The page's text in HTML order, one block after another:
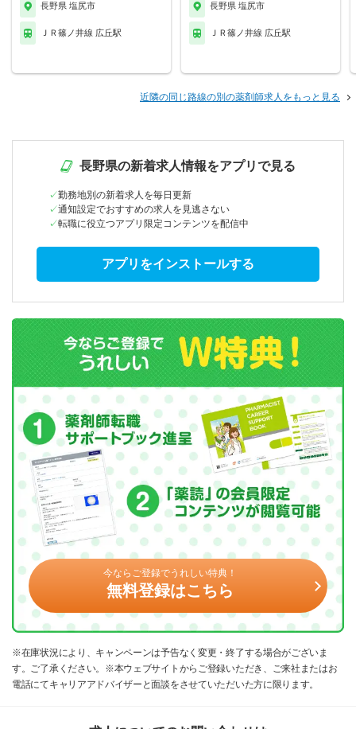
長野県 塩尻市
ＪＲ篠ノ井線 広丘駅
長野県 塩尻市
ＪＲ篠ノ井線 広丘駅
近隣の同じ路線の別の薬剤師求人をもっと見る
長野県の新着求人情報をアプリで見る
勤務地別の新着求人を毎日更新
通知設定でおすすめの求人を見逃さない
転職に役立つアプリ限定コンテンツを配信中
アプリをインストールする
今ならご登録でうれしい特典！
無料登録はこちら
※在庫状況により、キャンペーンは予告なく変更・終了する場合がございま
す。ご了承ください。※本ウェブサイトからご登録いただき、ご来社またはお
電話にてキャリアアドバイザーと面談をさせていただいた方に限ります。